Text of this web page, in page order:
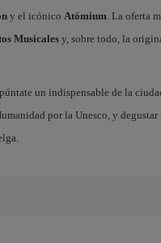
y el icónico Atómium. La oferta
Musicalesy, sobre todo, la
un indispensable de la
por la Unesco, y